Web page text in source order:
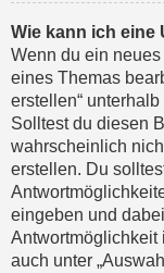
Wie kann ich eine
Wenn du ein
eines Themas
erstellen“
Solltest du diesen
wahrscheinlich
erstellen. Du
eingeben und
Antwortmöglichkeit
auch unter